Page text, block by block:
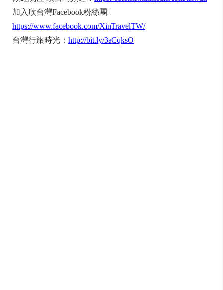
加入欣台灣Facebook粉絲團：
https://www.facebook.com/XinTravelTW/
台灣行旅時光： http://bit.ly/3aCqksO